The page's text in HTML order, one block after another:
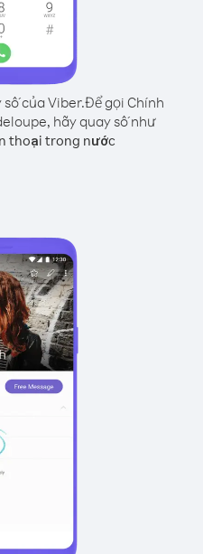
của Viber.Để gọi Chính
hãy quay số như
thoại trong nước